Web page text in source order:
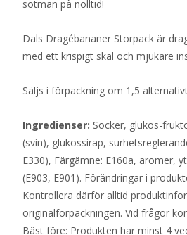
sötman på nolltid!
Dals Dragébananer Storpack är
med ett krispigt skal och mjukare
Säljs i förpackning om 1,5
Ingredienser: Socker, glukos-
(svin), glukossirap,
E330), Färgämne: E160a, aromer,
(E903, E901). Förändringar i
Kontrollera därför alltid
originalförpackningen. Vid frågor
Bäst före: Produkten har minst 4